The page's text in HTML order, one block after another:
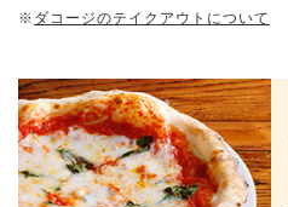
※ ダコージのテイクアウトについて